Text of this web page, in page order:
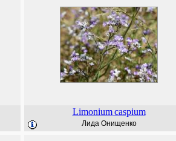
Limonium caspium
Лида Онищенко